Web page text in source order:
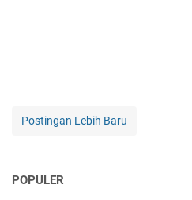
Postingan Lebih Baru
POPULER